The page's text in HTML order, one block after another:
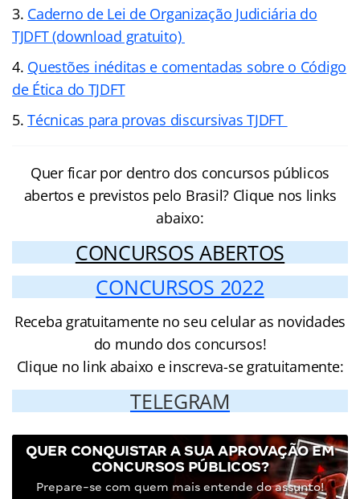
Caderno de Lei de Organização Judiciária do
TJDFT (download gratuito)
Questões inéditas e comentadas sobre o Código
de Ética do TJDFT
Técnicas para provas discursivas TJDFT
Quer ficar por dentro dos concursos públicos
abertos e previstos pelo Brasil? Clique nos links
abaixo:
CONCURSOS ABERTOS
CONCURSOS 2022
Receba gratuitamente no seu celular as novidades
do mundo dos concursos!
Clique no link abaixo e inscreva-se gratuitamente:
TELEGRAM
QUER CONQUISTAR A SUA APROVAÇÃO EM
CONCURSOS PÚBLICOS?
Prepare-se com quem mais entende do assunto!